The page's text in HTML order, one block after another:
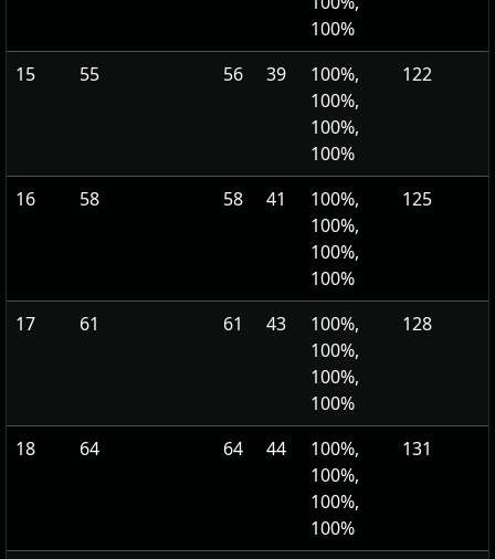
100%
15 55 56 39
100%,
100%,
100%,
100%
122
16 58 58 41
100%,
100%,
100%,
100%
125
17 61 61 43
100%,
100%,
100%,
100%
128
18 64 64 44
100%,
100%,
100%,
100%
131